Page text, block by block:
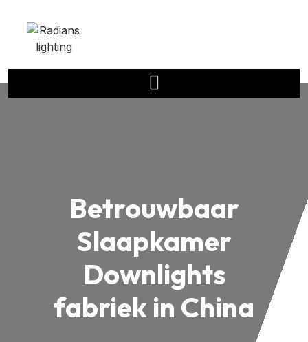
Betrouwbaar
Slaapkamer
Downlights
fabriek in China